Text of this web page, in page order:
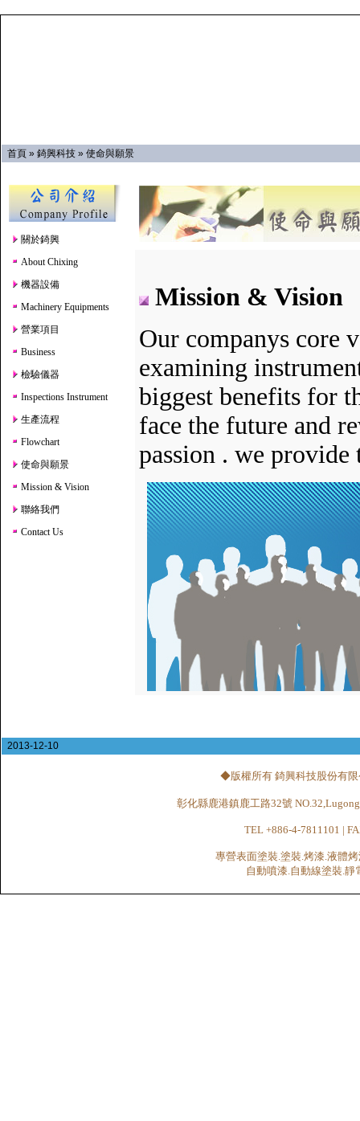
首頁 » 錡興科技 » 使命與願景
關於錡興
About Chixing
機器設備
Machinery Equipments
營業項目
Business
檢驗儀器
Inspections Instrument
生產流程
Flowchart
使命與願景
Mission & Vision
聯絡我們
Contact Us
Mission & Vision
Our companys core
examining
biggest benefits for
face the future and
passion . we provide
2013-12-10
◆版權所有 錡興科技股份有限
彰化縣鹿港鎮鹿工路32號
TEL +886-4-7811101 |
專營表面塗裝.塗裝.烤漆.液體
自動噴漆.自動線塗裝.